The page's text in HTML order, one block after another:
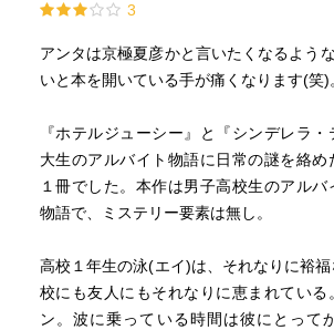
3
アンタは京極夏彦かと言いたくなるよう
いと本を開いている手が痛くなります(笑)
『ホテルジューシー』と『シンデレラ
大生のアルバイト物語に日常の謎を絡め
１冊でした。本作は男子高校生のアル
物語で、ミステリー要素は無し。
高校１年生の泳(エイ)は、それなりに裕
校にも友人にもそれなりに恵まれている
ン。波に乗っている時間は彼にとって